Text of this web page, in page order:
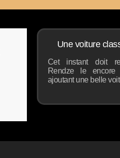
Une voiture
Cet instant doit
Rendze le
ajoutant une belle